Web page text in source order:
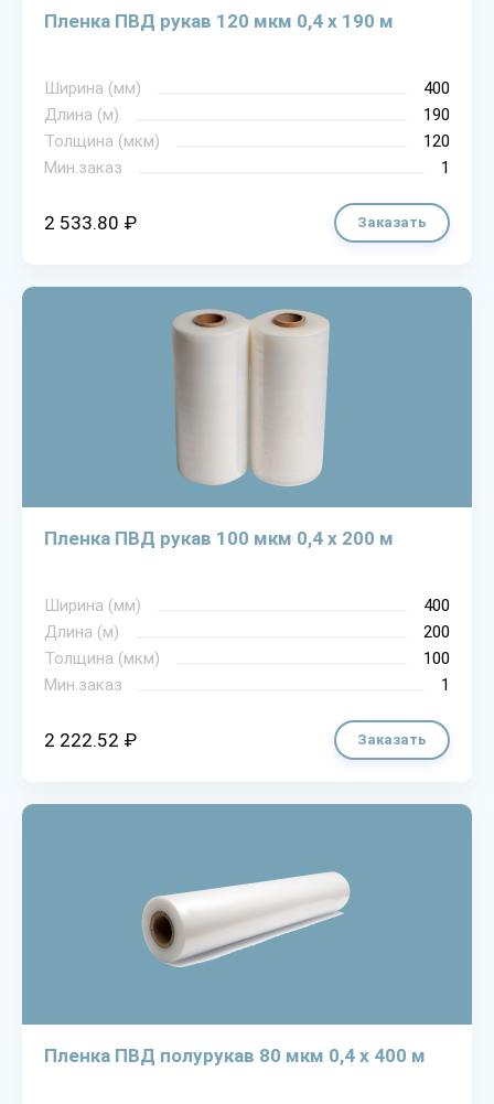
Пленка ПВД рукав 120 мкм 0,4 х 190 м
Ширина (мм)
400
Длина (м)
190
Толщина (мкм)
120
Мин.заказ
1
2 533.80 ₽ Заказать
Пленка ПВД рукав 100 мкм 0,4 х 200 м
Ширина (мм)
400
Длина (м)
200
Толщина (мкм)
100
Мин.заказ
1
2 222.52 ₽ Заказать
Пленка ПВД полурукав 80 мкм 0,4 х 400 м